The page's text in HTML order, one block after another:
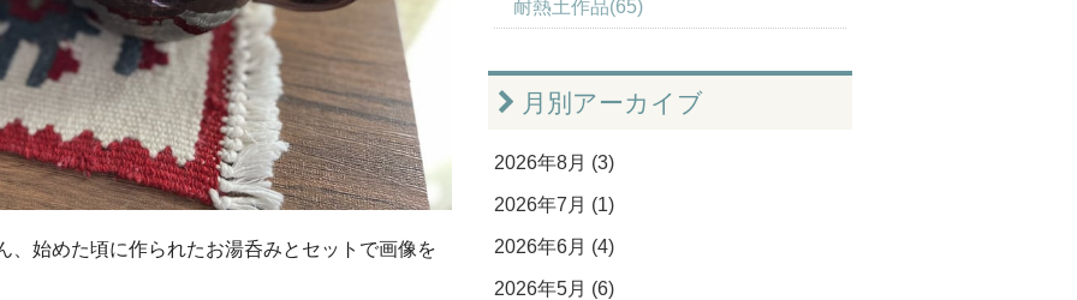
、始めた頃に作られたお湯呑みとセットで画像を
耐熱土作品(65)
月別アーカイブ
2026年8月 (3)
2026年7月 (1)
2026年6月 (4)
2026年5月 (6)